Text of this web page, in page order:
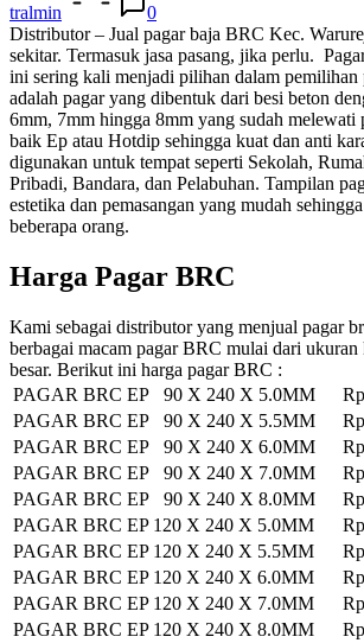
tralmin
0
Distributor – Jual pagar baja BRC Kec.
sekitar. Termasuk jasa pasang, jika perlu.
ini sering kali menjadi pilihan dalam pemilihan
adalah pagar yang dibentuk dari besi beton
6mm, 7mm hingga 8mm yang sudah melewati
baik Ep atau Hotdip sehingga kuat dan anti
digunakan untuk tempat seperti Sekolah,
Pribadi, Bandara, dan Pelabuhan. Tampilan
estetika dan pemasangan yang mudah
beberapa orang.
Harga Pagar BRC
Kami sebagai distributor yang menjual pagar
berbagai macam pagar BRC mulai dari ukuran
besar. Berikut ini harga pagar BRC :
PAGAR BRC EP 90 X 240 X 5.0MM
PAGAR BRC EP 90 X 240 X 5.5MM
PAGAR BRC EP 90 X 240 X 6.0MM
PAGAR BRC EP 90 X 240 X 7.0MM
PAGAR BRC EP 90 X 240 X 8.0MM
PAGAR BRC EP 120 X 240 X 5.0MM
PAGAR BRC EP 120 X 240 X 5.5MM
PAGAR BRC EP 120 X 240 X 6.0MM
PAGAR BRC EP 120 X 240 X 7.0MM
PAGAR BRC EP 120 X 240 X 8.0MM